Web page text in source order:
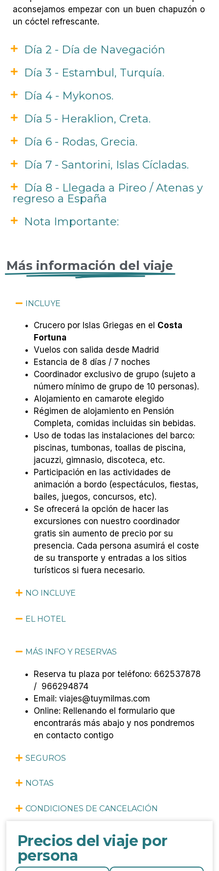
aconsejamos empezar con un buen chapuzón o
un cóctel refrescante.
Día 2 - Día de Navegación
Día 3 - Estambul, Turquía.
Día 4 - Mykonos.
Día 5 - Heraklion, Creta.
Día 6 - Rodas, Grecia.
Día 7 - Santorini, Islas Cícladas.
Día 8 - Llegada a Pireo / Atenas y
regreso a España
Nota Importante:
Más información del viaje
INCLUYE
Crucero por Islas Griegas en el Costa
Fortuna
Vuelos con salida desde Madrid
Estancia de 8 días / 7 noches
Coordinador exclusivo de grupo (sujeto a
número mínimo de grupo de 10 personas).
Alojamiento en camarote elegido
Régimen de alojamiento en Pensión
Completa, comidas incluidas sin bebidas.
Uso de todas las instalaciones del barco:
piscinas, tumbonas, toallas de piscina,
jacuzzi, gimnasio, discoteca, etc.
Participación en las actividades de
animación a bordo (espectáculos, fiestas,
bailes, juegos, concursos, etc).
Se ofrecerá la opción de hacer las
excursiones con nuestro coordinador
gratis sin aumento de precio por su
presencia. Cada persona asumirá el coste
de su transporte y entradas a los sitios
turísticos si fuera necesario.
NO INCLUYE
EL HOTEL
MÁS INFO Y RESERVAS
Reserva tu plaza por teléfono: 662537878
/ 966294874
Email: viajes@tuymilmas.com
Online: Rellenando el formulario que
encontrarás más abajo y nos pondremos
en contacto contigo
SEGUROS
NOTAS
CONDICIONES DE CANCELACIÓN
Precios del viaje por
persona